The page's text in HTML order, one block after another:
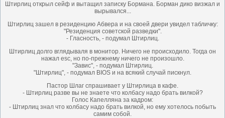
Штирлиц открыл сейф и вытащил записку Бормана. Борман дико визжал и
вырывался...
Штирлиц зашел в резиденцию Aбвера и на своей двери увидел табличку:
"Резиденция советской разведки".
- Гласность, - подумал Штирлиц.
Штирлиц долго вглядываля в монитор. Ничего не происходило. Тогда он
нажал esc, но по-прежнему ничего не произошло.
"Завис", - подумал Штирлиц.
"Штирлиц", - подумал BIOS и на всякий случай пискнул.
Пастор Шлаг спрашивает у Штирлица в кафе.
- Штирлиц разве вы не знаете что колбасу надо брать вилкой?
Голос Капелляна за кадром:
- Штирлиц знал что колбасу надо брать вилкой, но ему хотелось побыть
самим собой.